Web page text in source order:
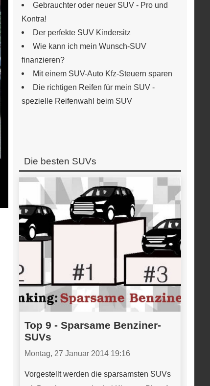
Gebrauchter oder neuer SUV - Pro und
Kontra!
Der perfekte SUV Kindersitz
Wie kann ich mein Wunsch-SUV
finanzieren?
Mit einem SUV-Auto Kfz-Steuern sparen
Die richtigen Reifen für mein SUV -
spezielle Reifenwahl beim SUV
Die besten SUVs
Top 9 - Sparsame Benziner-
SUVs
Montag, 27 Januar 2014 19:16
Vorgestellt werden die sparsamsten SUVs